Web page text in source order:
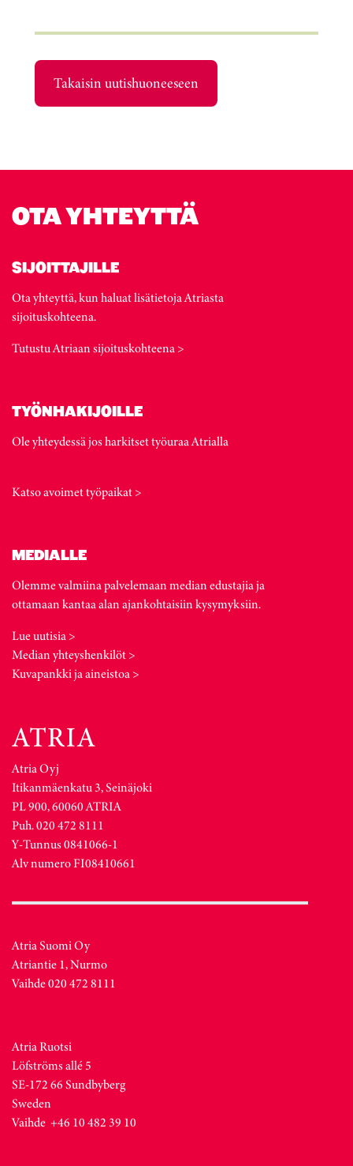
Takaisin uutishuoneeseen
OTA YHTEYTTÄ
SIJOITTAJILLE
Ota yhteyttä, kun haluat lisätietoja Atriasta
sijoituskohteena.
Tutustu Atriaan sijoituskohteena >
TYÖNHAKIJOILLE
Ole yhteydessä jos harkitset työuraa Atrialla
Katso avoimet työpaikat >
MEDIALLE
Olemme valmiina palvelemaan median edustajia ja
ottamaan kantaa alan ajankohtaisiin kysymyksiin.
Lue uutisia >
Median yhteyshenkilöt >
Kuvapankki ja aineistoa >
Atria Oyj
Itikanmäenkatu 3, Seinäjoki
PL 900, 60060 ATRIA
Puh. 020 472 8111
Y-Tunnus 0841066-1
Alv numero FI08410661
Atria Suomi Oy
Atriantie 1, Nurmo
Vaihde 020 472 8111
Atria Ruotsi
Löfströms allé 5
SE-172 66 Sundbyberg
Sweden
Vaihde +46 10 482 39 10